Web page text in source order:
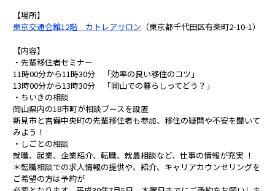
【場所】
東京交通会館12階 カトレアサロン （東京都千代田区有楽町2-10-1）
【内容】
・先輩移住者セミナー
11時00分から11時30分 「効率の良い移住のコツ」
13時00分から13時30分 「岡山での暮らしってどう？」
・ちいきの相談
岡山県内の18市町が相談ブースを設置
新見市と吉備中央町の先輩移住者も参加、移住の疑問や不安を聞いて
みよう！
・しごとの相談
就職、起業、企業紹介、転職、就農相談など、仕事の情報が充実 ！
＊転職相談での求人情報の提供や、紹介、キャリアカウンセリングを
ご希望の方は予約が